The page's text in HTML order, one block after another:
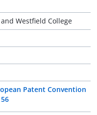
Westfield College
Patent Convention